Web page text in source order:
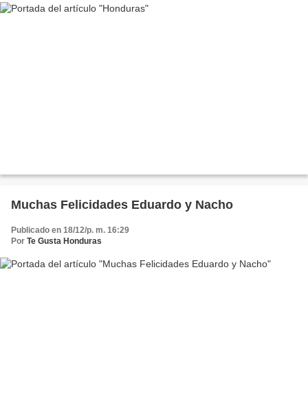
Muchas Felicidades Eduardo y Nacho
Publicado en 18/12/p. m. 16:29
Por Te Gusta Honduras